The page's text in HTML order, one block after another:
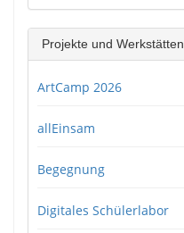
Projekte und Werkstätten
ArtCamp 2026
allEinsam
Begegnung
Digitales Schülerlabor